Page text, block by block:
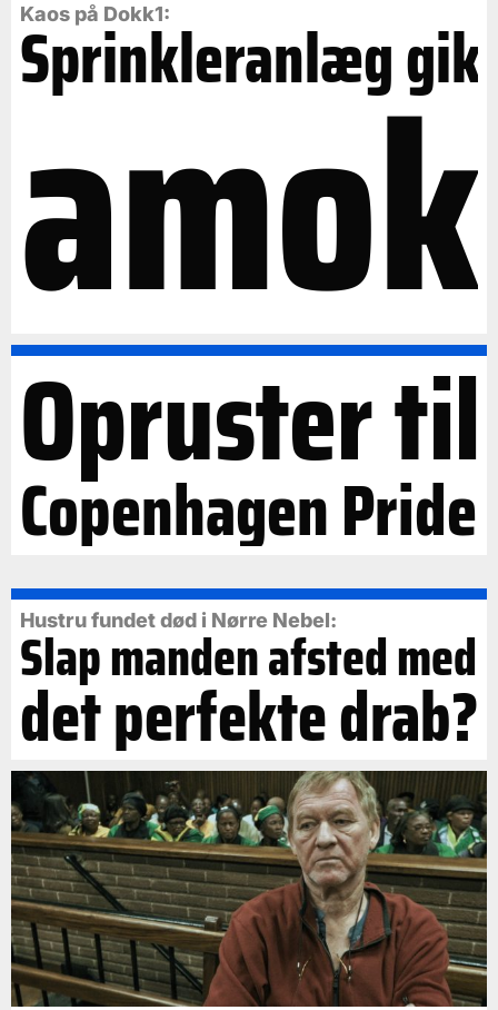
Kaos på Dokk1:
Sprinkleranlæg gik
amok
Opruster til
Copenhagen Pride
Hustru fundet død i Nørre Nebel:
Slap manden afsted med
det perfekte drab?